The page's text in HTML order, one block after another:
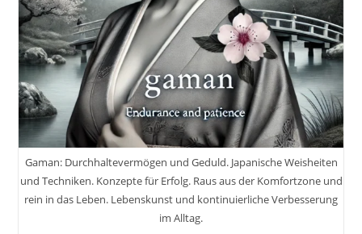
Gaman: Durchhaltevermögen und Geduld. Japanische Weisheiten
und Techniken. Konzepte für Erfolg. Raus aus der Komfortzone und
rein in das Leben. Lebenskunst und kontinuierliche Verbesserung
im Alltag.